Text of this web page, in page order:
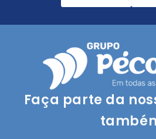
Faça parte da